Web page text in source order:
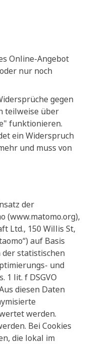
Online-Angebot
nur noch
gegen
teilweise über
funktionieren.
ein Widerspruch
und muss von
der
(www.matomo.org),
Ltd., 150 Willis St,
auf Basis
statistischen
und
1 lit. f DSGVO
diesen Daten
werden.
Bei Cookies
die lokal im